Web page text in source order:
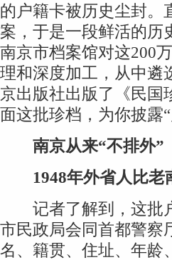
的户籍卡被历史尘封。
案，于是一段鲜活的历
南京市档案馆对这200
理和深度加工，从中遴
京出版社出版了《民国
面这批珍档，为你披露
南京从来“不排外”
1948年外省人比老
记者了解到，这批
市民政局会同首都警察
名、籍贯、住址、年龄